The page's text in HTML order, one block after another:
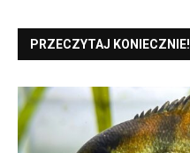
PRZECZYTAJ KONIECZNIE!